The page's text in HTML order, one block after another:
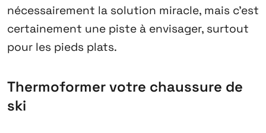
nécessairement la solution miracle, mais c’est
certainement une piste à envisager, surtout
pour les pieds plats.
Thermoformer votre chaussure de
ski